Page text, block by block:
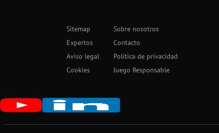
Sitemap
Sobre nosotros
Expertos
Contacto
Aviso legal
Política de privacidad
Cookies
Juego Responsable